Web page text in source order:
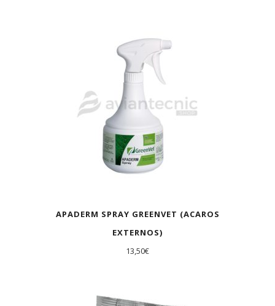
APADERM SPRAY GREENVET (ACAROS
EXTERNOS)
13,50€